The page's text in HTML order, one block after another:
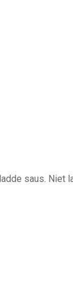
saus. Niet